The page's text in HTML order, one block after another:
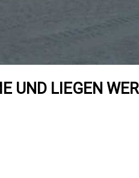
UND LIEGEN